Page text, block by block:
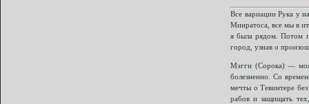
Все вариации Рука у
Минратоса, все мы в
я была рядом. Потом
город, узнав о
Мэгги (Сорока) — моя
болезненно. Со
мечты о Тевинтере
рабов и защищать